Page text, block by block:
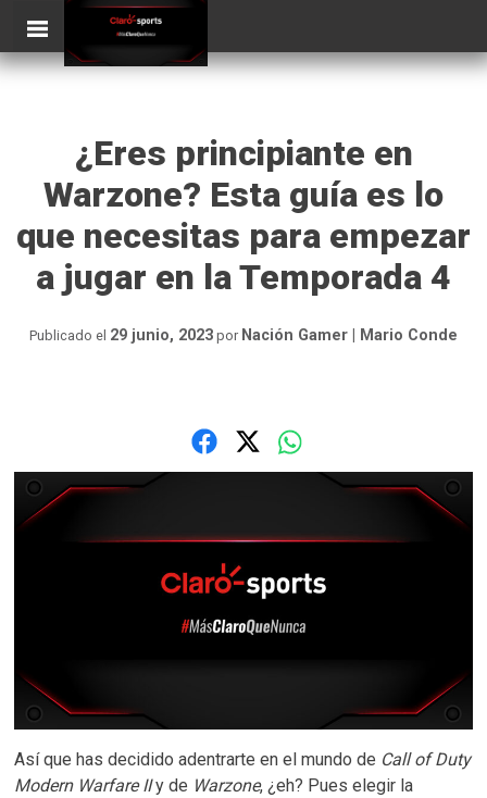
content
ClaroSports
Más Claro que nunca
¿Eres principiante en
Warzone? Esta guía es lo
que necesitas para empezar
a jugar en la Temporada 4
Publicado el 29 junio, 2023 por Nación Gamer | Mario Conde
Así que has decidido adentrarte en el mundo de Call of Duty
Modern Warfare IIy de Warzone, ¿eh? Pues elegir la